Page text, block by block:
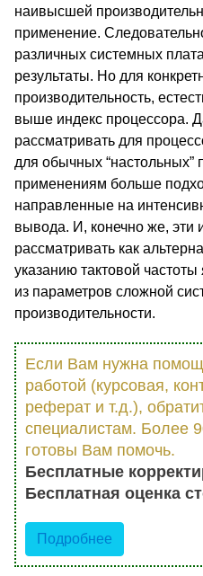
наивысшей
применение.
различных системных
результаты. Но для
производительность,
выше индекс процессора.
рассматривать для
для обычных
применениям больше
направленные на
вывода. И, конечно же, эти
рассматривать как
указанию тактовой
из параметров сложной
производительности.
Если Вам нужна
работой (курсовая,
реферат и т.д.),
специалистам. Более
готовы Вам помочь.
Бесплатные
Бесплатная оценка
Подробнее